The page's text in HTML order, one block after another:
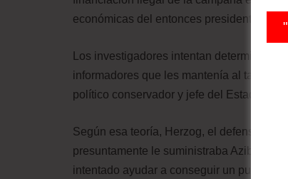
económicas del entonces presidente de
Los investigadores intentan determinar si
informadores que les mantenía al tanto
político conservador y jefe del Estado
Según esa teoría, Herzog, el defensor de
presuntamente le suministraba Azibert
intentado ayudar a conseguir un puesto